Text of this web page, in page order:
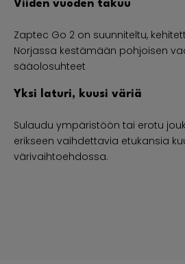
Viiden vuoden takuu
Zaptec Go 2 on suunniteltu,
Norjassa kestämään pohjoisen
sääolosuhteet
Yksi laturi, kuusi väriä
Sulaudu ympäristöön tai erotu
erikseen vaihdettavia etukansia
värivaihtoehdossa.